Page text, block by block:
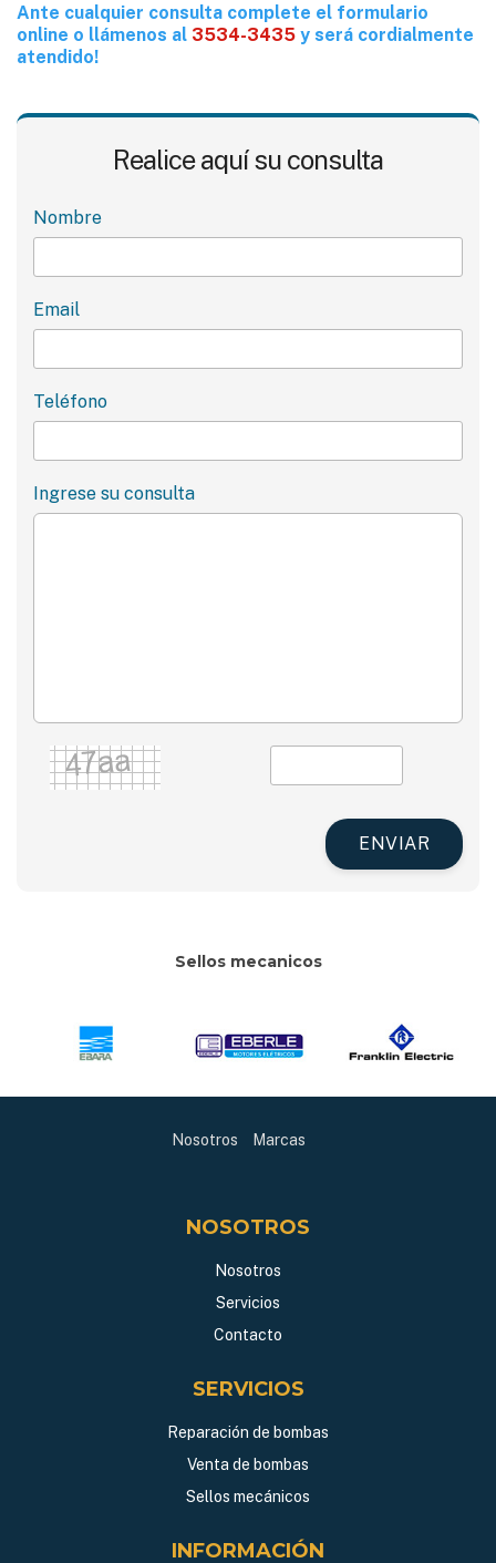
Ante cualquier consulta complete el formulario
online o llámenos al 3534-3435 y será cordialmente
atendido!
Realice aquí su consulta
Nombre
Email
Teléfono
Ingrese su consulta
ENVIAR
Sellos mecanicos
Nosotros Marcas
NOSOTROS
Nosotros
Servicios
Contacto
SERVICIOS
Reparación de bombas
Venta de bombas
Sellos mecánicos
INFORMACIÓN